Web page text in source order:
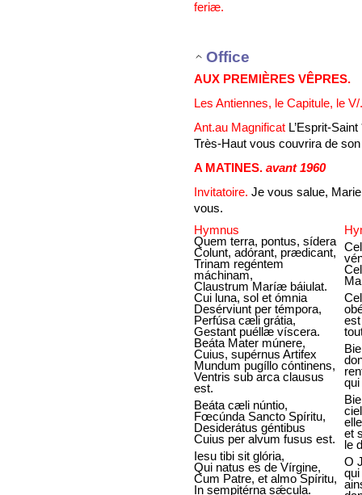
feriæ.
Office
AUX PREMIÈRES VÊPRES.
Les Antiennes, le Capitule, le
Ant.au Magnificat L’Esprit-
Très-Haut vous couvrira de
A MATINES. avant 1960
Invitatoire. Je vous salue,
vous.
Hymnus
Quem terra, pontus, sídera
Colunt, adórant, prædicant,
Trinam regéntem
máchinam,
Claustrum Maríæ báiulat.
Cui luna, sol et ómnia
Desérviunt per témpora,
Perfúsa cæli grátia,
Gestant puéllæ víscera.
est
Beáta Mater múnere,
Cuius, supérnus Artifex
Mundum pugíllo cóntinens,
Ventris sub arca clausus
est.
Beáta cæli núntio,
Fœcúnda Sancto Spíritu,
Desiderátus géntibus
Cuius per alvum fusus est.
et
le
Iesu tibi sit glória,
Qui natus es de Vírgine,
Cum Patre, et almo Spíritu,
In sempitérna sǽcula.
O